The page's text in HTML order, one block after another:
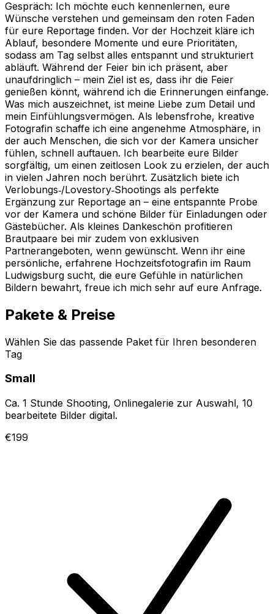
Gespräch: Ich möchte euch kennenlernen, eure
Wünsche verstehen und gemeinsam den roten Faden
für eure Reportage finden. Vor der Hochzeit kläre ich
Ablauf, besondere Momente und eure Prioritäten,
sodass am Tag selbst alles entspannt und strukturiert
abläuft. Während der Feier bin ich präsent, aber
unaufdringlich – mein Ziel ist es, dass ihr die Feier
genießen könnt, während ich die Erinnerungen einfange.
Was mich auszeichnet, ist meine Liebe zum Detail und
mein Einfühlungsvermögen. Als lebensfrohe, kreative
Fotografin schaffe ich eine angenehme Atmosphäre, in
der auch Menschen, die sich vor der Kamera unsicher
fühlen, schnell auftauen. Ich bearbeite eure Bilder
sorgfältig, um einen zeitlosen Look zu erzielen, der auch
in vielen Jahren noch berührt. Zusätzlich biete ich
Verlobungs‑/Lovestory‑Shootings als perfekte
Ergänzung zur Reportage an – eine entspannte Probe
vor der Kamera und schöne Bilder für Einladungen oder
Gästebücher. Als kleines Dankeschön profitieren
Brautpaare bei mir zudem von exklusiven
Partnerangeboten, wenn gewünscht. Wenn ihr eine
persönliche, erfahrene Hochzeitsfotografin im Raum
Ludwigsburg sucht, die eure Gefühle in natürlichen
Bildern bewahrt, freue ich mich sehr auf eure Anfrage.
Pakete & Preise
Wählen Sie das passende Paket für Ihren besonderen
Tag
Small
Ca. 1 Stunde Shooting, Onlinegalerie zur Auswahl, 10
bearbeitete Bilder digital.
€199